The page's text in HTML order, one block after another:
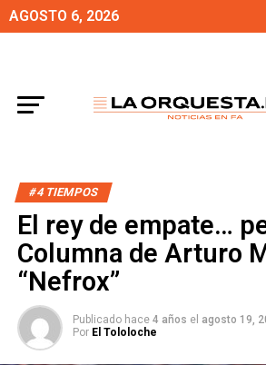
AGOSTO 6, 2026
#4 TIEMPOS
El rey de empate…
Columna de Arturo
“Nefrox”
Publicado hace 4 años el agosto 19,
Por El Tololoche